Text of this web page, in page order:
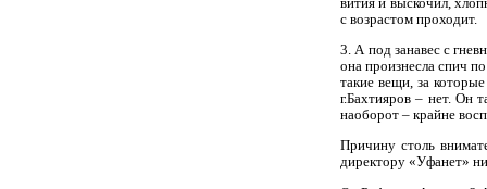
с возрастом проходит.
3. А под занавес с
она произнесла спич
такие вещи, за
г.Бахтияров – нет. Он
наоборот – крайне
Причину столь
директору «Уфанет»